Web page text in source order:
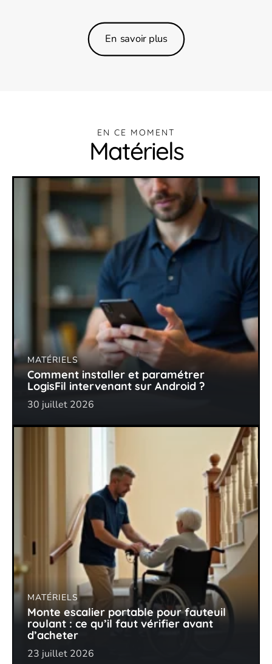
En savoir plus
EN CE MOMENT
Matériels
MATÉRIELS
Comment installer et paramétrer
LogisFil intervenant sur Android ?
30 juillet 2026
MATÉRIELS
Monte escalier portable pour fauteuil
roulant : ce qu’il faut vérifier avant
d’acheter
23 juillet 2026